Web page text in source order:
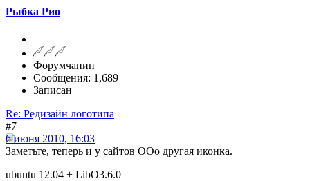
Рыбка Рио
Форумчанин
Сообщения: 1,689
Записан
Re: Редизайн логотипа
#7
6 июня 2010, 16:03
Заметьте, теперь и у сайтов OOo другая иконка.
ubuntu 12.04 + LibO3.6.0